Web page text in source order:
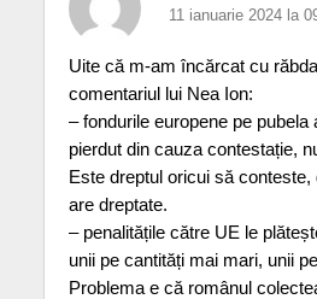
11 ianuarie 2024 la
Uite că m-am încărcat cu
comentariul lui Nea Ion:
– fondurile europene pe pubela
pierdut din cauza contestație,
Este dreptul oricui să
are dreptate.
– penalitățile către UE le
unii pe cantități mai mari, unii
Problema e că românul